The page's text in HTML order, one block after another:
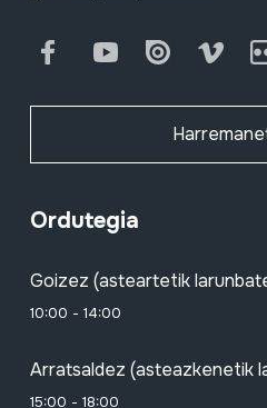
FacebookYoutube Issuu
Ordutegia
Goizez (asteartetik
10:00 - 14:00
Arratsaldez (asteazkenetik
15:00 - 18:00